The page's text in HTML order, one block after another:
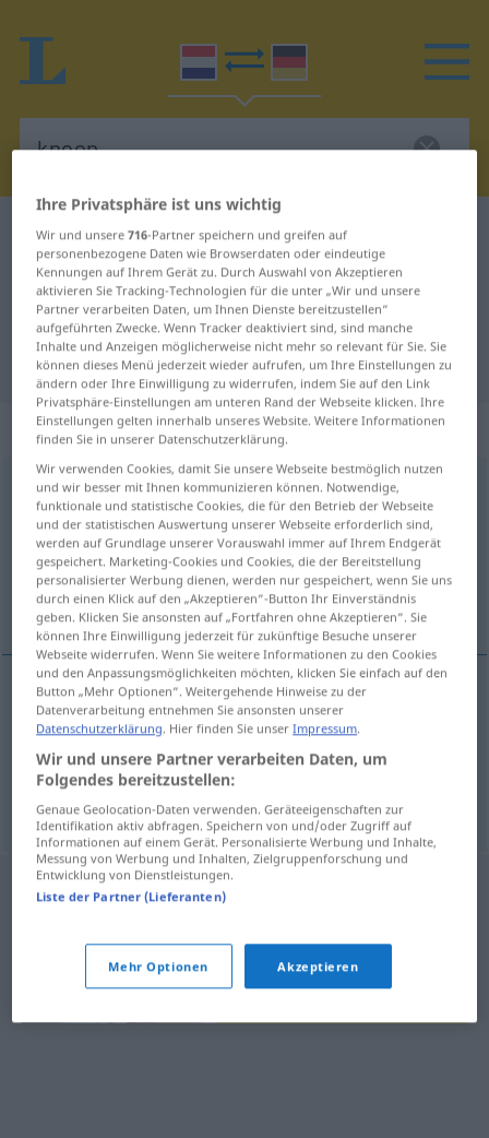
Niederländisch-Deutsch Wörterbuch
Niederländisch-Deutsch
Übersetzung für "knoop"
"knoop" Deutsch Übersetzung
„knoop“: zelfstandig naamwoord
knoopsubst <knopen>
Übersicht aller Übersetzungen
(Für mehr Details die Übersetzung anklicken/antippen)
Knoten, Knopf
Knotenm knoopa. SCHIFF
Knopf mKleidung knoop
Ihre Privatsphäre ist uns wichtig
Wir und unsere716-Partner speichern und greifen auf
personenbezogene Daten wie Browserdaten oder eindeutige
Kennungen auf Ihrem Gerät zu. Durch Auswahl von Akzeptieren
aktivieren Sie Tracking-Technologien für die unter „Wir und unsere
Partner verarbeiten Daten, um Ihnen Dienste bereitzustellen“
aufgeführten Zwecke. Wenn Tracker deaktiviert sind, sind manche
Inhalte und Anzeigen möglicherweise nicht mehr so relevant für Sie. Sie
können dieses Menü jederzeit wieder aufrufen, um Ihre Einstellungen zu
ändern oder Ihre Einwilligung zu widerrufen, indem Sie auf den Link
Privatsphäre-Einstellungen am unteren Rand der Webseite klicken. Ihre
Einstellungen gelten innerhalb unseres Website. Weitere Informationen
finden Sie in unserer Datenschutzerklärung.
Wir verwenden Cookies, damit Sie unsere Webseite bestmöglich nutzen
und wir besser mit Ihnen kommunizieren können. Notwendige,
funktionale und statistische Cookies, die für den Betrieb der Webseite
und der statistischen Auswertung unserer Webseite erforderlich sind,
werden auf Grundlage unserer Vorauswahl immer auf Ihrem Endgerät
gespeichert. Marketing-Cookies und Cookies, die der Bereitstellung
personalisierter Werbung dienen, werden nur gespeichert, wenn Sie uns
durch einen Klick auf den „Akzeptieren“-Button Ihr Einverständnis
geben. Klicken Sie ansonsten auf „Fortfahren ohne Akzeptieren“. Sie
können Ihre Einwilligung jederzeit für zukünftige Besuche unserer
Webseite widerrufen. Wenn Sie weitere Informationen zu den Cookies
und den Anpassungsmöglichkeiten möchten, klicken Sie einfach auf den
Button „Mehr Optionen“. Weitergehende Hinweise zu der
Datenverarbeitung entnehmen Sie ansonsten unserer
Datenschutzerklärung. Hier finden Sie unserImpressum.
Wir und unsere Partner verarbeiten Daten, um
Folgendes bereitzustellen:
Genaue Geolocation-Daten verwenden. Geräteeigenschaften zur
Identifikation aktiv abfragen. Speichern von und/oder Zugriff auf
Informationen auf einem Gerät. Personalisierte Werbung und Inhalte,
Messung von Werbung und Inhalten, Zielgruppenforschung und
Entwicklung von Dienstleistungen.
Liste der Partner (Lieferanten)
Mehr Optionen Akzeptieren